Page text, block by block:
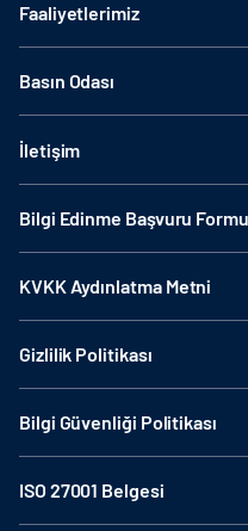
Faaliyetlerimiz
Basın Odası
İletişim
Bilgi Edinme Başvuru Formu
KVKK Aydınlatma Metni
Gizlilik Politikası
Bilgi Güvenliği Politikası
ISO 27001 Belgesi